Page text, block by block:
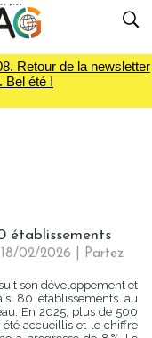
Retour de la newsletter
Bel été !
établissements
02/2026
Partez
son développement et
80 établissements au
En 2025, plus de 500
accueillis et le chiffre